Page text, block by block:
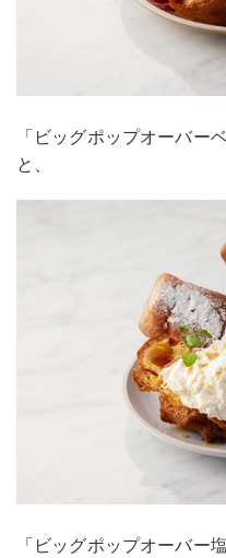
「ビッグポップオーバー
と、
「ビッグポップオーバー